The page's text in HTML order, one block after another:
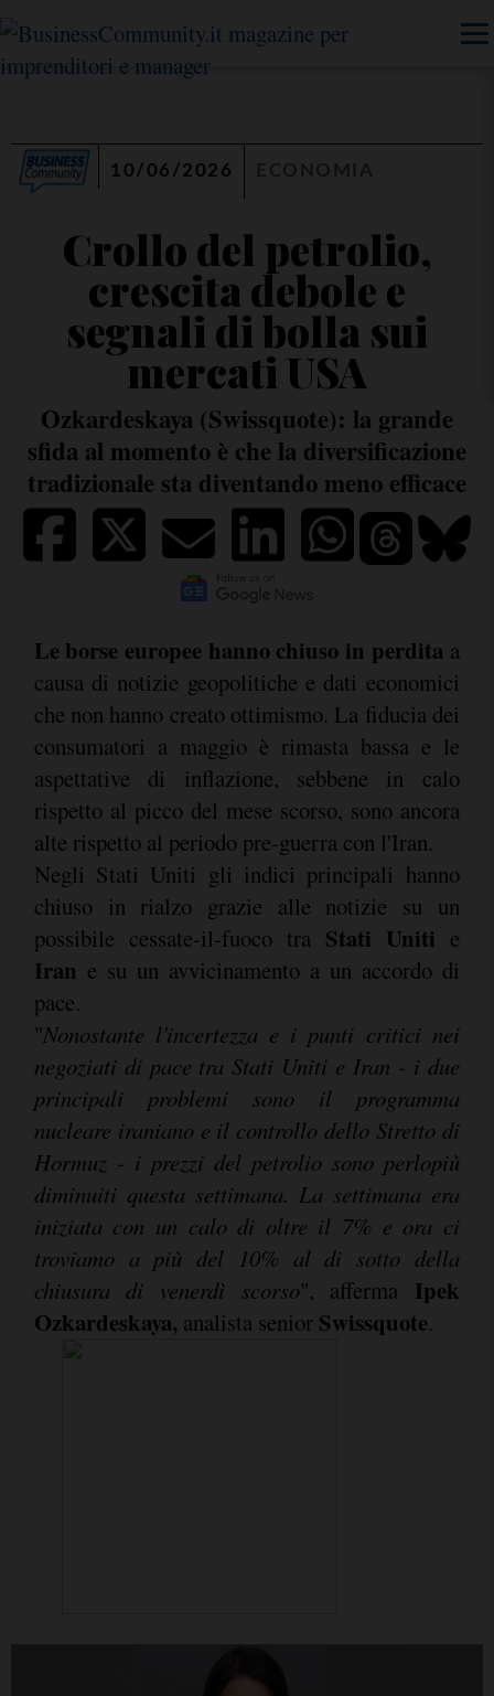
10/06/2026
Crollo del petrolio,
crescita debole e
segnali di bolla sui
mercati USA
Ozkardeskaya (Swissquote): la grande
sfida al momento è che la diversificazione
tradizionale sta diventando meno efficace
Le borse europee hanno chiuso in perdita a
causa di notizie geopolitiche e dati economici
che non hanno creato ottimismo. La fiducia dei
consumatori a maggio è rimasta bassa e le
aspettative di inflazione, sebbene in calo
rispetto al picco del mese scorso, sono ancora
alte rispetto al periodo pre-guerra con l'Iran.
Negli Stati Uniti gli indici principali hanno
chiuso in rialzo grazie alle notizie su un
possibile cessate-il-fuoco tra Stati Uniti e
Iran e su un avvicinamento a un accordo di
pace.
"Nonostante l'incertezza e i punti critici nei
negoziati di pace tra Stati Uniti e Iran - i due
principali problemi sono il programma
nucleare iraniano e il controllo dello Stretto di
Hormuz - i prezzi del petrolio sono perlopiù
diminuiti questa settimana. La settimana era
iniziata con un calo di oltre il 7% e ora ci
troviamo a più del 10% al di sotto della
chiusura di venerdì scorso", afferma Ipek
Ozkardeskaya, analista seniorSwissquote.